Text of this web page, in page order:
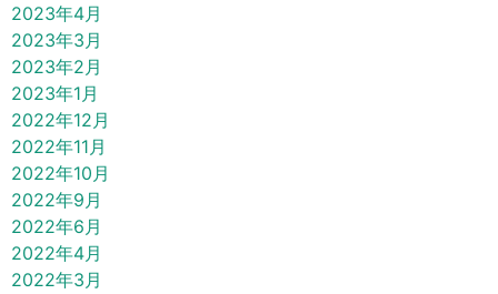
2023年4月
2023年3月
2023年2月
2023年1月
2022年12月
2022年11月
2022年10月
2022年9月
2022年6月
2022年4月
2022年3月